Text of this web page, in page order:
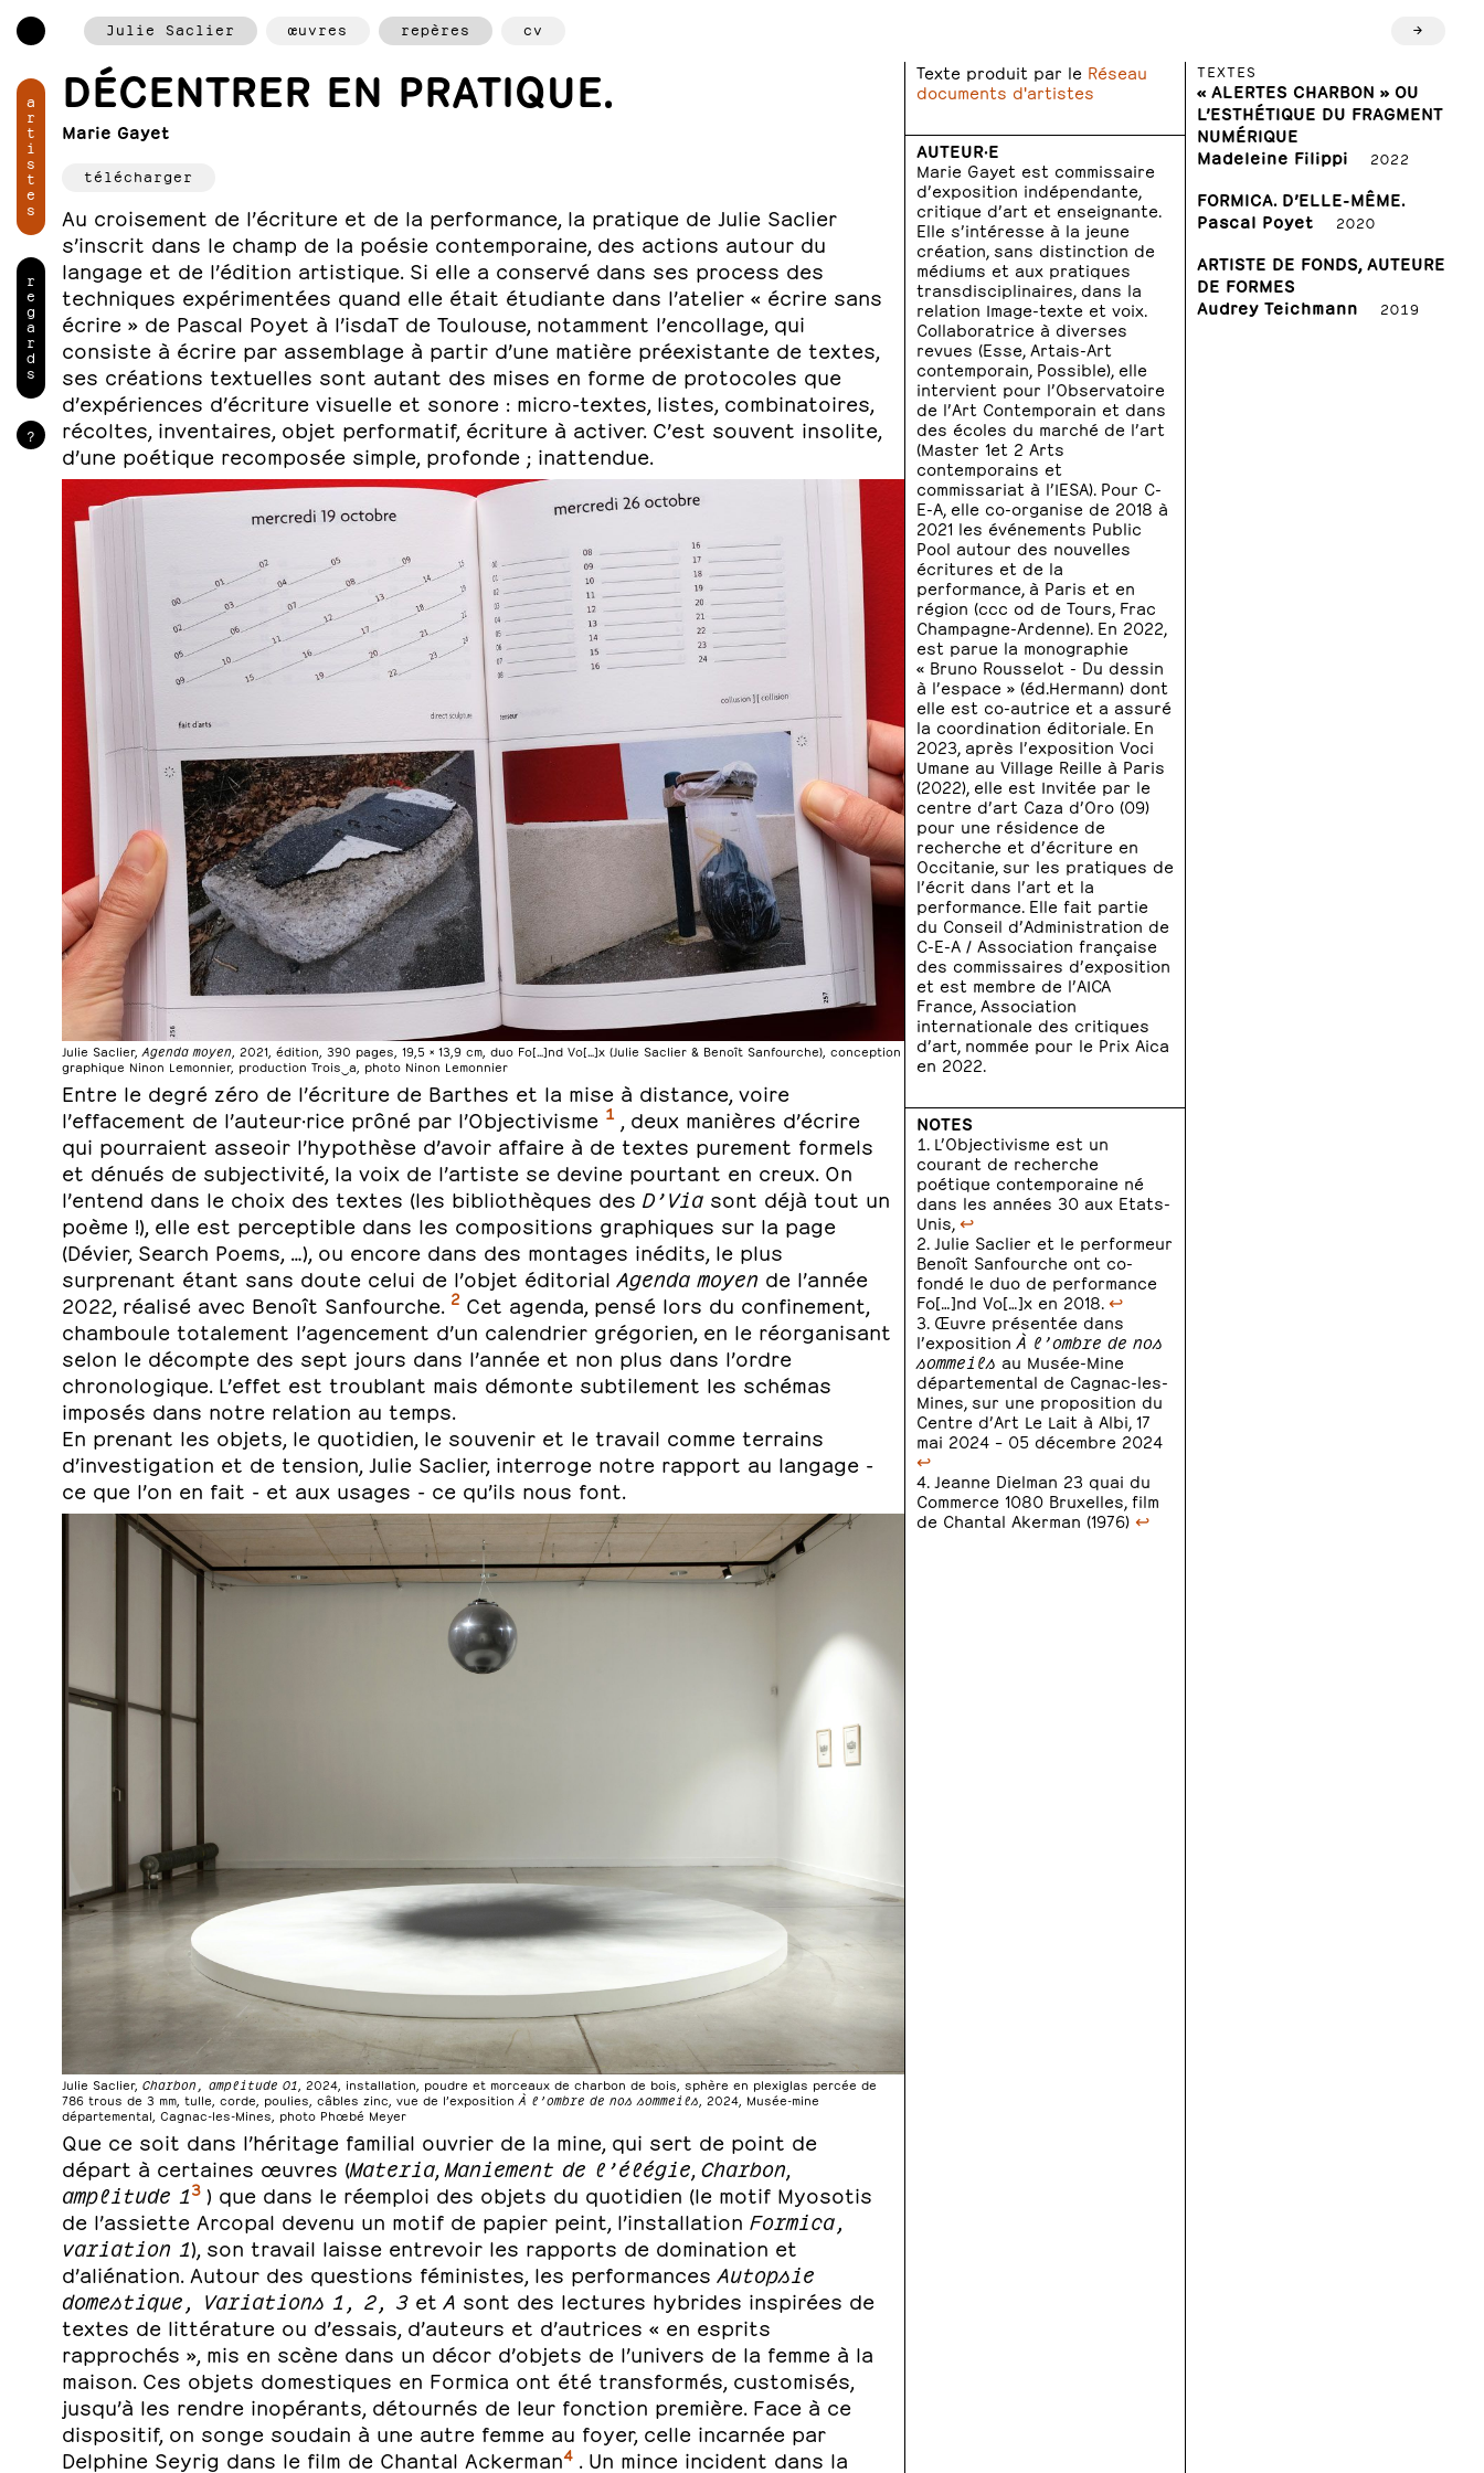
a
r
t
i
s
t
e
s
r
e
g
a
r
d
s
?
Julie Saclier œuvres repères cv →
DÉCENTRER EN PRATIQUE.
Marie Gayet
télécharger
Au croisement de l’écriture et de la performance, la pratique de Julie Saclier
s’inscrit dans le champ de la poésie contemporaine, des actions autour du
langage et de l’édition artistique. Si elle a conservé dans ses process des
techniques expérimentées quand elle était étudiante dans l’atelier « écrire sans
écrire » de Pascal Poyet à l’isdaT de Toulouse, notamment l’encollage, qui
consiste à écrire par assemblage à partir d’une matière préexistante de textes,
ses créations textuelles sont autant des mises en forme de protocoles que
d’expériences d’écriture visuelle et sonore : micro-textes, listes, combinatoires,
récoltes, inventaires, objet performatif, écriture à activer. C’est souvent insolite,
d’une poétique recomposée simple, profonde ; inattendue.
Julie Saclier, Agenda moyen , 2021, édition, 390 pages, 19,5 × 13,9 cm, duo Fo[…]nd Vo[…]x (Julie Saclier & Benoît Sanfourche), conception
graphique Ninon Lemonnier, production Trois‿a, photo Ninon Lemonnier
Entre le degré zéro de l’écriture de Barthes et la mise à distance, voire
l’effacement de l’auteur·rice prôné par l’Objectivisme 1, deux manières d’écrire
qui pourraient asseoir l’hypothèse d’avoir affaire à de textes purement formels
et dénués de subjectivité, la voix de l’artiste se devine pourtant en creux. On
l’entend dans le choix des textes (les bibliothèques des D’Via sont déjà tout un
poème !), elle est perceptible dans les compositions graphiques sur la page
(Dévier, Search Poems, …), ou encore dans des montages inédits, le plus
surprenant étant sans doute celui de l’objet éditorial Agenda moyen de l’année
2022, réalisé avec Benoît Sanfourche. 2 Cet agenda, pensé lors du confinement,
chamboule totalement l’agencement d’un calendrier grégorien, en le réorganisant
selon le décompte des sept jours dans l’année et non plus dans l’ordre
chronologique. L’effet est troublant mais démonte subtilement les schémas
imposés dans notre relation au temps.
En prenant les objets, le quotidien, le souvenir et le travail comme terrains
d’investigation et de tension, Julie Saclier, interroge notre rapport au langage -
ce que l’on en fait - et aux usages - ce qu’ils nous font.
Julie Saclier, Charbon, amplitude 01, 2024, installation, poudre et morceaux de charbon de bois, sphère en plexiglas percée de
786 trous de 3 mm, tulle, corde, poulies, câbles zinc, vue de l’exposition À l’ombre de nos sommeils, 2024, Musée-mine
départemental, Cagnac-les-Mines, photo Phœbé Meyer
Que ce soit dans l’héritage familial ouvrier de la mine, qui sert de point de
départ à certaines œuvres (Materia Maniement de l’élégie Charbon
amplitude 13) que dans le réemploi des objets du quotidien (le motif Myosotis
de l’assiette Arcopal devenu un motif de papier peint, l’installation Formica,
variation 1), son travail laisse entrevoir les rapports de domination et
d’aliénation. Autour des questions féministes, les performances Autopsie
domestique, Variations 1, 2, 3 et A sont des lectures hybrides inspirées de
textes de littérature ou d’essais, d’auteurs et d’autrices « en esprits
rapprochés », mis en scène dans un décor d’objets de l’univers de la femme à la
maison. Ces objets domestiques en Formica ont été transformés, customisés,
jusqu’à les rendre inopérants, détournés de leur fonction première. Face à ce
dispositif, on songe soudain à une autre femme au foyer, celle incarnée par
Delphine Seyrig dans le film de Chantal Ackerman4. Un mince incident dans la
Texte produit par le Réseau
documents d'artistes
AUTEUR·E
Marie Gayet est commissaire
d’exposition indépendante,
critique d’art et enseignante.
Elle s’intéresse à la jeune
création, sans distinction de
médiums et aux pratiques
transdisciplinaires, dans la
relation Image-texte et voix.
Collaboratrice à diverses
revues (Esse, Artais-Art
contemporain, Possible), elle
intervient pour l’Observatoire
de l’Art Contemporain et dans
des écoles du marché de l’art
(Master 1et 2 Arts
contemporains et
commissariat à l’IESA). Pour C-
E-A, elle co-organise de 2018 à
2021 les événements Public
Pool autour des nouvelles
écritures et de la
performance, à Paris et en
région (ccc od de Tours, Frac
Champagne-Ardenne). En 2022,
est parue la monographie
« Bruno Rousselot - Du dessin
à l’espace » (éd.Hermann) dont
elle est co-autrice et a assuré
la coordination éditoriale. En
2023, après l’exposition Voci
Umane au Village Reille à Paris
(2022), elle est Invitée par le
centre d’art Caza d’Oro (09)
pour une résidence de
recherche et d’écriture en
Occitanie, sur les pratiques de
l’écrit dans l’art et la
performance. Elle fait partie
du Conseil d’Administration de
C-E-A / Association française
des commissaires d’exposition
et est membre de l’AICA
France, Association
internationale des critiques
d’art, nommée pour le Prix Aica
en 2022.
NOTES
L’Objectivisme est un
courant de recherche
poétique contemporaine né
dans les années 30 aux Etats-
Unis, ↩
Julie Saclier et le performeur
Benoît Sanfourche ont co-
fondé le duo de performance
Fo[…]nd Vo[…]x en 2018. ↩
Œuvre présentée dans
l’exposition À l’ombre de nos
sommeils au Musée-Mine
départemental de Cagnac-les-
Mines, sur une proposition du
Centre d’Art Le Lait à Albi, 17
mai 2024 – 05 décembre 2024
↩
Jeanne Dielman 23 quai du
Commerce 1080 Bruxelles, film
de Chantal Akerman (1976) ↩
TEXTES
« ALERTES CHARBON » OU
L’ESTHÉTIQUE DU FRAGMENT
NUMÉRIQUE
Madeleine Filippi
2022
FORMICA. D’ELLE-MÊME.
Pascal Poyet
2020
ARTISTE DE FONDS, AUTEURE
DE FORMES
Audrey Teichmann
2019